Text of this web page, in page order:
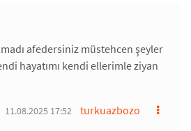
afedersiniz müstehcen şeyler
hayatımı kendi ellerimle ziyan
turkuazbozo
11.08.2025 17:52